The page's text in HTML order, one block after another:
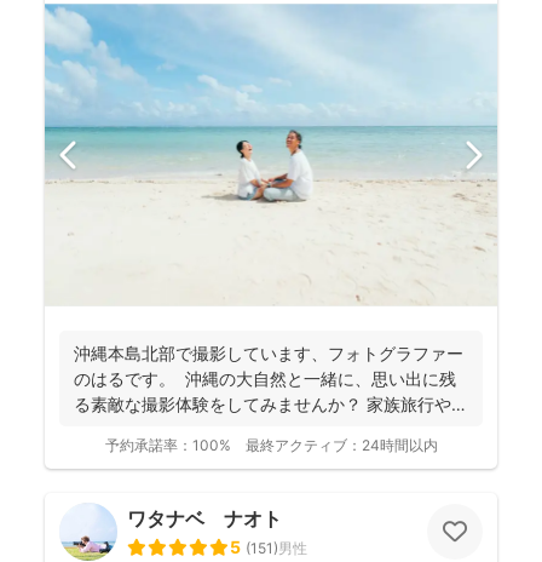
沖縄本島北部で撮影しています、フォトグラファー
のはるです。 沖縄の大自然と一緒に、思い出に残
る素敵な撮影体験をしてみませんか？ 家族旅行や新
予約承諾率： 100% 最終アクティブ： 24時間以内
ワタナベ ナオト
5 (151)男性